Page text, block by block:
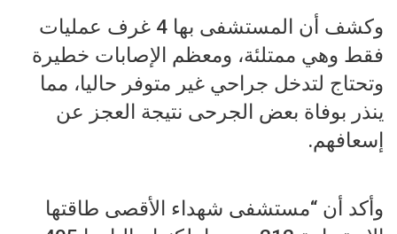
وكشف أن المستشفى بها 4 غرف عمليات
فقط وهي ممتلئة، ومعظم الإصابات خطيرة
وتحتاج لتدخل جراحي غير متوفر حاليا، مما
ينذر بوفاة بعض الجرحى نتيجة العجز عن
إسعافهم.
وأكد أن “مستشفى شهداء الأقصى طاقتها